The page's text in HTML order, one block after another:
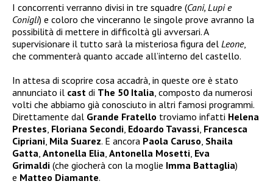
I concorrenti verranno divisi in tre squadre (Cani, Lupi e
Conigli) e coloro che vinceranno le singole prove avranno la
possibilità di mettere in difficoltà gli avversari. A
supervisionare il tutto sarà la misteriosa figura del Leone,
che commenterà quanto accade all’interno del castello.
In attesa di scoprire cosa accadrà, in queste ore è stato
annunciato il cast di The 50 Italia , composto da numerosi
volti che abbiamo già conosciuto in altri famosi programmi.
Direttamente dal Grande Fratello troviamo infatti Helena
Prestes Floriana Secondi Edoardo Tavassi Francesca
Cipriani Mila Suarez. E ancora Paola Caruso Shaila
Gatta Antonella Elia Antonella Mosetti Eva
Grimaldi (che giocherà con la moglie Imma Battaglia)
e Matteo Diamante.